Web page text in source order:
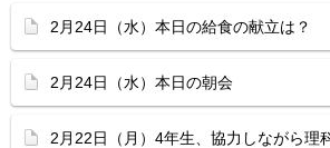
2月24日（水）本日の給食の献立は？
2月24日（水）本日の朝会
2月22日（月）4年生、協力しながら理